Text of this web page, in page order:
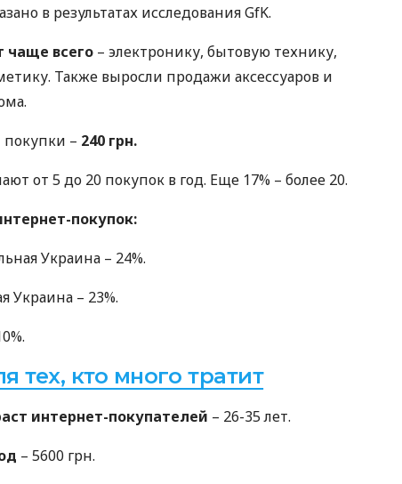
ПУТЕВОДИТЕЛИ ПО
в результатах исследования GfK.
чаще всего – электронику, бытовую технику,
Также выросли продажи аксессуаров и
– 240 грн.
от 5 до 20 покупок в год. Еще 17% – более 20.
покупок:
Украина – 24%.
Украина – 23%.
тех, кто много тратит
интернет-покупателей – 26-35 лет.
– 5600 грн.